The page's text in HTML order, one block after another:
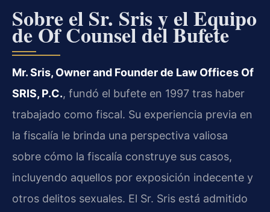
Sobre el Sr. Sris y el Equipo
deOf Counseldel Bufete
Mr. Sris, Owner and Founderde Law Offices Of
SRIS, P.C., fundó el bufete en 1997 tras haber
trabajado como fiscal. Su experiencia previa en
la fiscalía le brinda una perspectiva valiosa
sobre cómo la fiscalía construye sus casos,
incluyendo aquellos por exposición indecente y
otros delitos sexuales. El Sr. Sris está admitido